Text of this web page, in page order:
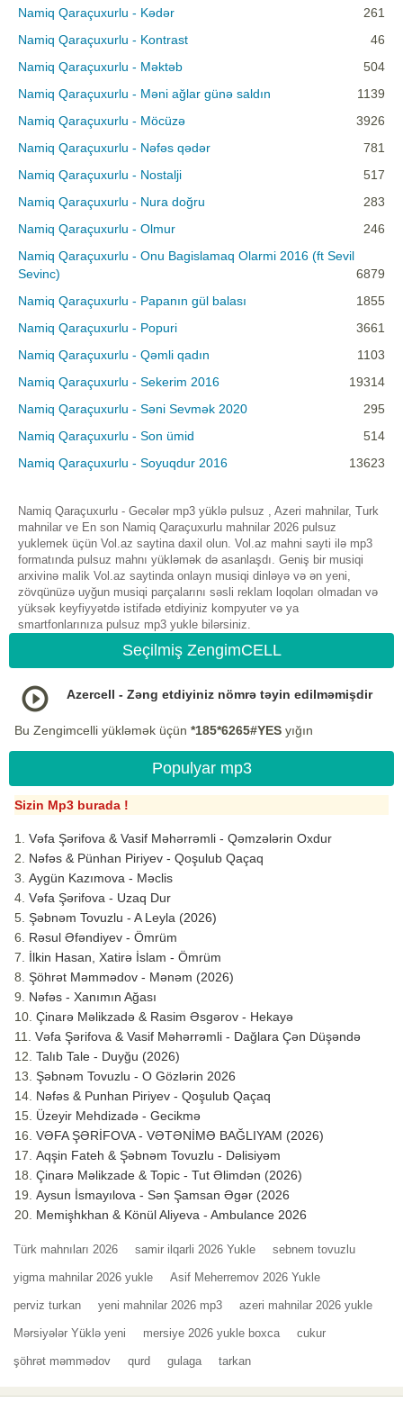
Namiq Qaraçuxurlu - Kədər
261
Namiq Qaraçuxurlu - Kontrast
46
Namiq Qaraçuxurlu - Məktəb
504
Namiq Qaraçuxurlu - Məni ağlar günə saldın
1139
Namiq Qaraçuxurlu - Möcüzə
3926
Namiq Qaraçuxurlu - Nəfəs qədər
781
Namiq Qaraçuxurlu - Nostalji
517
Namiq Qaraçuxurlu - Nura doğru
283
Namiq Qaraçuxurlu - Olmur
246
Namiq Qaraçuxurlu - Onu Bagislamaq Olarmi 2016 (ft Sevil
Sevinc)
6879
Namiq Qaraçuxurlu - Papanın gül balası
1855
Namiq Qaraçuxurlu - Popuri
3661
Namiq Qaraçuxurlu - Qəmli qadın
1103
Namiq Qaraçuxurlu - Sekerim 2016
19314
Namiq Qaraçuxurlu - Səni Sevmək 2020
295
Namiq Qaraçuxurlu - Son ümid
514
Namiq Qaraçuxurlu - Soyuqdur 2016
13623
Namiq Qaraçuxurlu - Gecələr mp3 yüklə pulsuz , Azeri mahnilar, Turk
mahnilar ve En son Namiq Qaraçuxurlu mahnilar 2026 pulsuz
yuklemek üçün Vol.az saytina daxil olun. Vol.az mahni sayti ilə mp3
formatında pulsuz mahnı yükləmək də asanlaşdı. Geniş bir musiqi
arxivinə malik Vol.az saytinda onlayn musiqi dinləyə və ən yeni,
zövqünüzə uyğun musiqi parçalarını səsli reklam loqoları olmadan və
yüksək keyfiyyətdə istifadə etdiyiniz kompyuter və ya
smartfonlarınıza pulsuz mp3 yukle bilərsiniz.
Seçilmiş ZengimCELL
Azercell - Zəng etdiyiniz nömrə təyin edilməmişdir
Bu Zengimcelli yükləmək üçün *185*6265#YES yığın
Populyar mp3
Sizin Mp3 burada !
Vəfa Şərifova & Vasif Məhərrəmli - Qəmzələrin Oxdur
Nəfəs & Pünhan Piriyev - Qoşulub Qaçaq
Aygün Kazımova - Məclis
Vəfa Şərifova - Uzaq Dur
Şəbnəm Tovuzlu - A Leyla (2026)
Rəsul Əfəndiyev - Ömrüm
İlkin Hasan, Xatirə İslam - Ömrüm
Şöhrət Məmmədov - Mənəm (2026)
Nəfəs - Xanımın Ağası
Çinarə Məlikzadə & Rasim Əsgərov - Hekayə
Vəfa Şərifova & Vasif Məhərrəmli - Dağlara Çən Düşəndə
Talıb Tale - Duyğu (2026)
Şəbnəm Tovuzlu - O Gözlərin 2026
Nəfəs & Punhan Piriyev - Qoşulub Qaçaq
Üzeyir Mehdizadə - Gecikmə
VƏFA ŞƏRİFOVA - VƏTƏNİMƏ BAĞLIYAM (2026)
Aqşin Fateh & Şəbnəm Tovuzlu - Dəlisiyəm
Çinarə Məlikzade & Topic - Tut Əlimdən (2026)
Aysun İsmayılova - Sən Şamsan Əgər (2026
Memişhkhan & Könül Aliyeva - Ambulance 2026
Türk mahnıları 2026 samir ilqarli 2026 Yukle sebnem tovuzlu
yigma mahnilar 2026 yukle Asif Meherremov 2026 Yukle
perviz turkan yeni mahnilar 2026 mp3 azeri mahnilar 2026 yukle
Mərsiyələr Yüklə yeni mersiye 2026 yukle boxca cukur
şöhrət məmmədov qurd gulaga tarkan